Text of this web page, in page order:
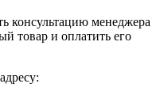
консультацию менеджера
товар и оплатить его